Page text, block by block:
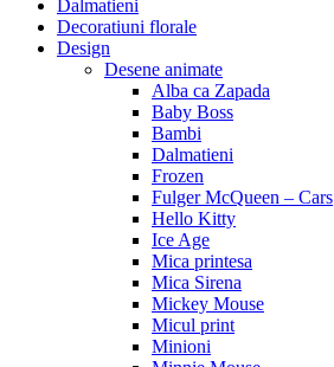
Dalmatieni
Decoratiuni florale
Design
Desene animate
Alba ca Zapada
Baby Boss
Bambi
Dalmatieni
Frozen
Fulger McQueen – Cars
Hello Kitty
Ice Age
Mica printesa
Mica Sirena
Mickey Mouse
Micul print
Minioni